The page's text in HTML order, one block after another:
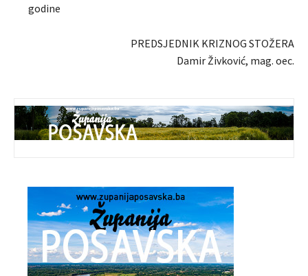
godine
PREDSJEDNIK KRIZNOG STOŽERA
Damir Živković, mag. oec.